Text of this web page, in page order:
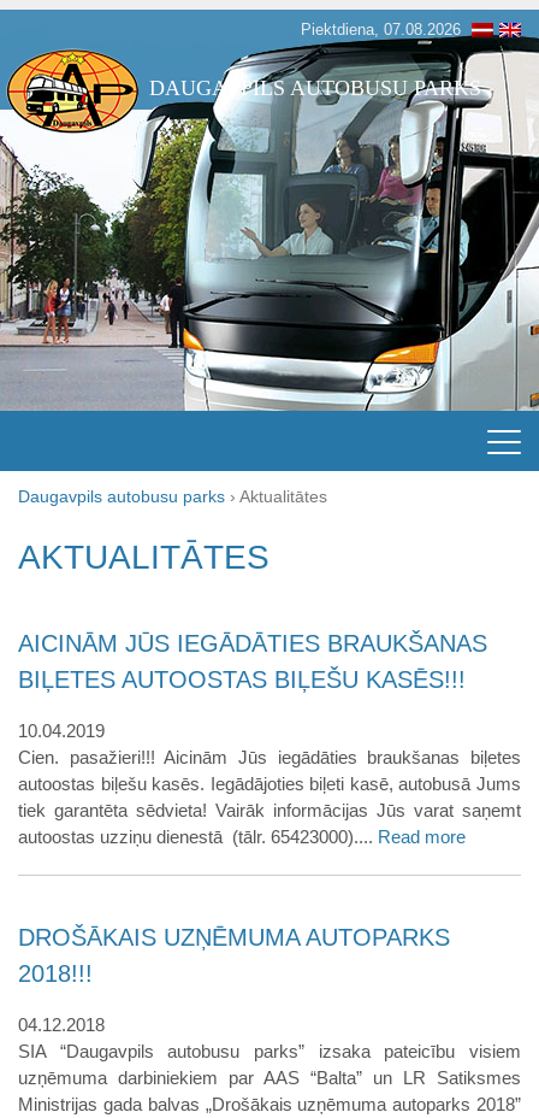
Piektdiena, 07.08.2026
DAUGAVPILS AUTOBUSU PARKS
Daugavpils autobusu parks › Aktualitātes
AKTUALITĀTES
AICINĀM JŪS IEGĀDĀTIES BRAUKŠANAS
BIĻETES AUTOOSTAS BIĻEŠU KASĒS!!!
10.04.2019
Cien. pasažieri!!! Aicinām Jūs iegādāties braukšanas biļetes
autoostas biļešu kasēs. Iegādājoties biļeti kasē, autobusā Jums
tiek garantēta sēdvieta! Vairāk informācijas Jūs varat saņemt
autoostas uzziņu dienestā (tālr. 65423000).... Read more
DROŠĀKAIS UZŅĒMUMA AUTOPARKS
2018!!!
04.12.2018
SIA “Daugavpils autobusu parks” izsaka pateicību visiem
uzņēmuma darbiniekiem par AAS “Balta” un LR Satiksmes
Ministrijas gada balvas „Drošākais uzņēmuma autoparks 2018”